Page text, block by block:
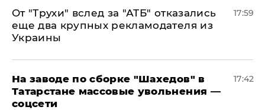
От "Трухи" вслед за "АТБ" отказались
еще два крупных рекламодателя из
Украины
17:59
На заводе по сборке "Шахедов" в
Татарстане массовые увольнения —
соцсети
17:42